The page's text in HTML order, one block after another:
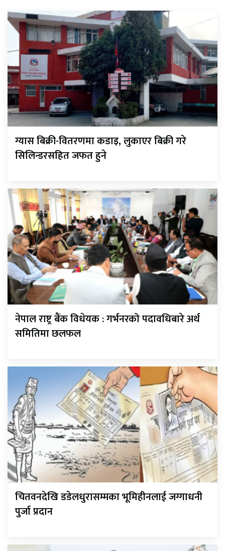
ग्यास बिक्री-वितरणमा कडाइ, लुकाएर बिक्री गरे
सिलिन्डरसहित जफत हुने
नेपाल राष्ट्र बैंक विधेयक : गर्भनरको पदावधिबारे अर्थ
समितिमा छलफल
चितवनदेखि डडेलधुरासम्मका भूमिहीनलाई जग्गाधनी
पुर्जा प्रदान